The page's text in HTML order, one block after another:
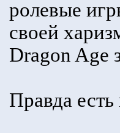
ролевые
своей
Dragon Age
Правда